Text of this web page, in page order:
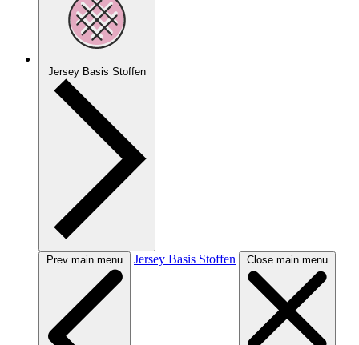
Jersey Basis Stoffen
Prev main menu Jersey Basis Stoffen Close main menu